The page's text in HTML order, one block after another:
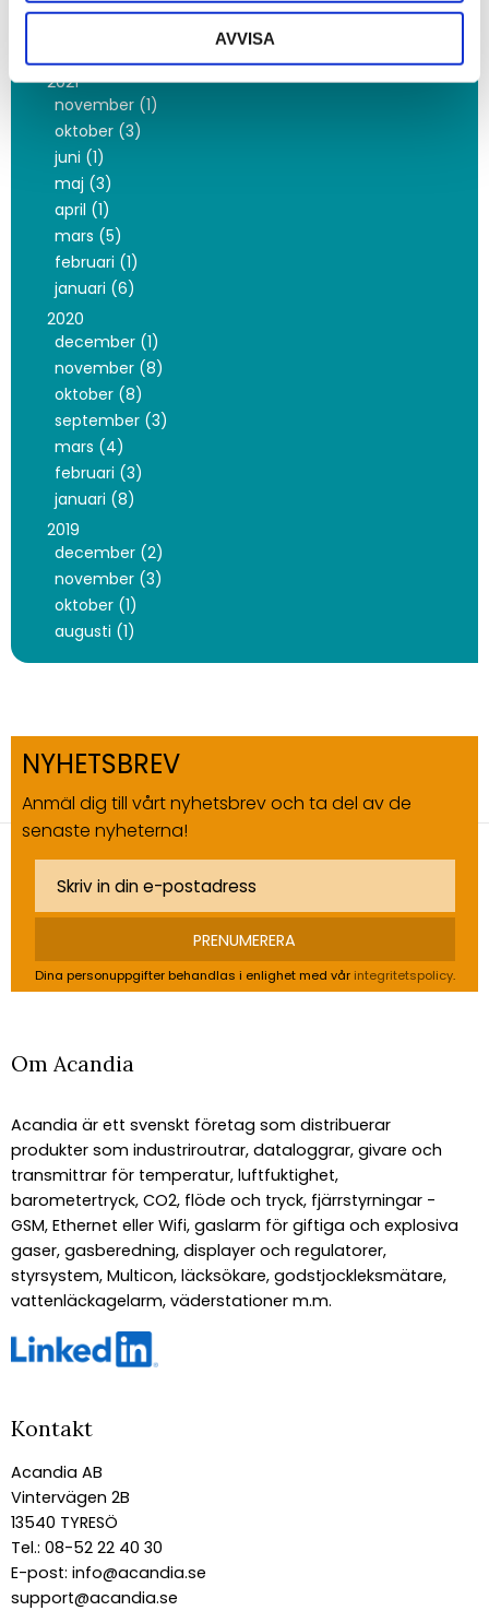
AVVISA
2021
november (1)
oktober (3)
juni (1)
maj (3)
april (1)
mars (5)
februari (1)
januari (6)
2020
december (1)
november (8)
oktober (8)
september (3)
mars (4)
februari (3)
januari (8)
2019
december (2)
november (3)
oktober (1)
augusti (1)
NYHETSBREV
Anmäl dig till vårt nyhetsbrev och ta del av de
senaste nyheterna!
PRENUMERERA
Dina personuppgifter behandlas i enlighet med vår integritetspolicy.
Om Acandia
Acandia är ett svenskt företag som distribuerar
produkter som industriroutrar, dataloggrar, givare och
transmittrar för temperatur, luftfuktighet,
barometertryck, CO2, flöde och tryck, fjärrstyrningar -
GSM, Ethernet eller Wifi, gaslarm för giftiga och explosiva
gaser, gasberedning, displayer och regulatorer,
styrsystem, Multicon, läcksökare, godstjockleksmätare,
vattenläckagelarm, väderstationer m.m.
Kontakt
Acandia AB
Vintervägen 2B
13540 TYRESÖ
Tel.: 08-52 22 40 30
E-post: info@acandia.se
support@acandia.se